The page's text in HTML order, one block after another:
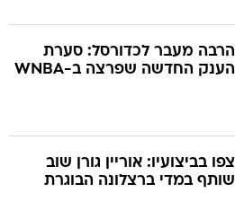
הרבה מעבר לכדורסל: סערת
הענק החדשה שפרצה ב-WNBA
צפו בביצועיו: אוריין גורן שוב
שותף במדי ברצלונה הבוגרת